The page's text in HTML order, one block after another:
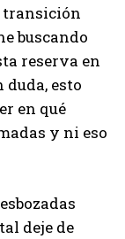
transición
buscando
reserva en
esto
en qué
y ni eso
deje de